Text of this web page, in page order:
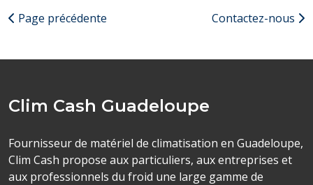
Page précédente Contactez-nous
Clim Cash Guadeloupe
Fournisseur de matériel de climatisation en Guadeloupe,
Clim Cash propose aux particuliers, aux entreprises et
aux professionnels du froid une large gamme de